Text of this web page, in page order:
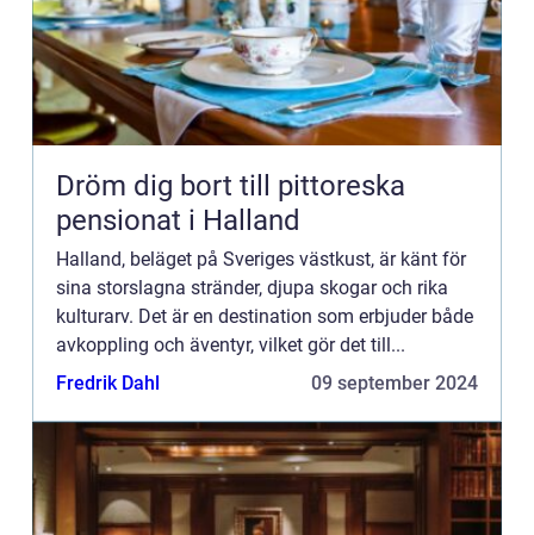
Dröm dig bort till pittoreska
pensionat i Halland
Halland, beläget på Sveriges västkust, är känt för
sina storslagna stränder, djupa skogar och rika
kulturarv. Det är en destination som erbjuder både
avkoppling och äventyr, vilket gör det till...
Fredrik Dahl
09 september 2024